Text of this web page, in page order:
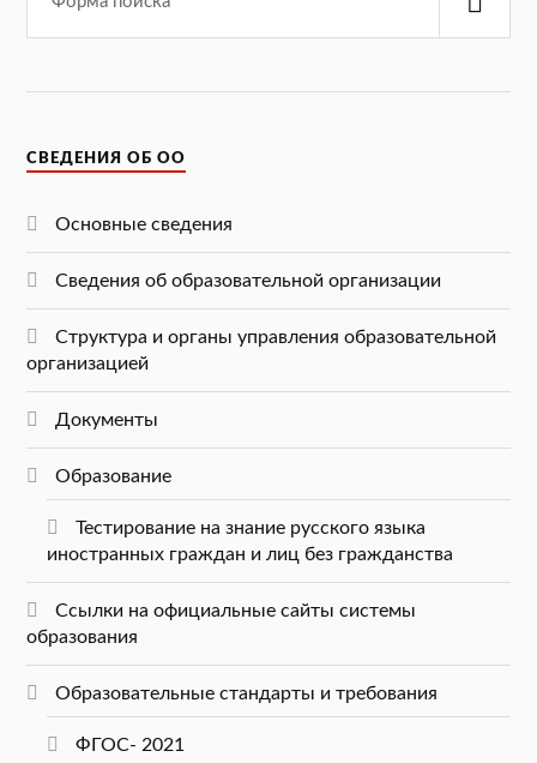
СВЕДЕНИЯ ОБ ОО
Основные сведения
Сведения об образовательной организации
Структура и органы управления образовательной
организацией
Документы
Образование
Тестирование на знание русского языка
иностранных граждан и лиц без гражданства
Ссылки на официальные сайты системы
образования
Образовательные стандарты и требования
ФГОС- 2021